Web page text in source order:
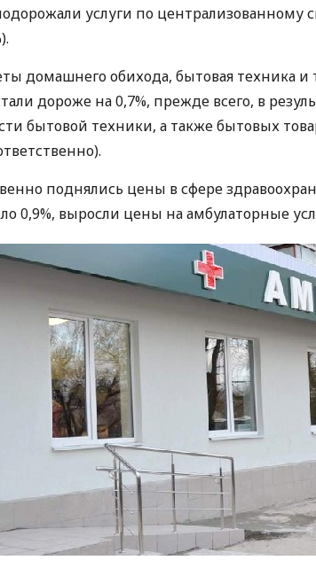
услуги по
домашнего обихода, бытовая техника
дороже на 0,7%, прежде всего, в
бытовой техники, а также бытовых
поднялись цены в сфере
0,9%, выросли цены на амбулаторные